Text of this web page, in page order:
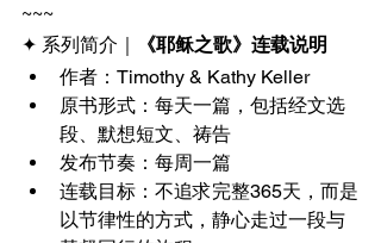
~~~
✦ 系列简介｜
《耶稣之歌》连载说明
作者：Timothy & Kathy Keller
原书形式：每天一篇，包括经文选
段、默想短文、祷告
发布节奏：每周一篇
连载目标：不追求完整365天，而是
以节律性的方式，静心走过一段与